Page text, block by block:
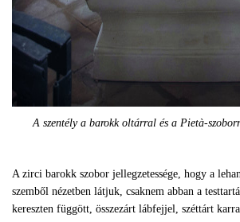
A szentély a barokk oltárral és a Pietà-
A zirci barokk szobor jellegzetessége, hogy a
szemből nézetben látjuk, csaknem abban a
kereszten függött, összezárt lábfejjel, széttárt